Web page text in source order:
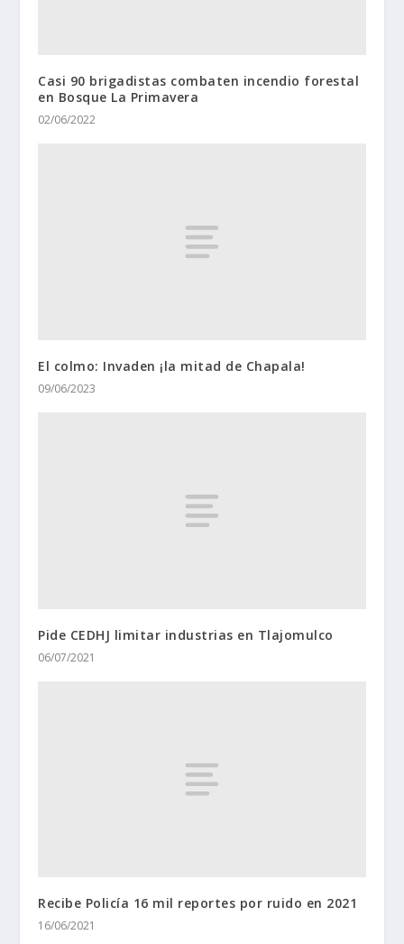
Casi 90 brigadistas combaten incendio forestal
en Bosque La Primavera
02/06/2022
El colmo: Invaden ¡la mitad de Chapala!
09/06/2023
Pide CEDHJ limitar industrias en Tlajomulco
06/07/2021
Recibe Policía 16 mil reportes por ruido en 2021
16/06/2021